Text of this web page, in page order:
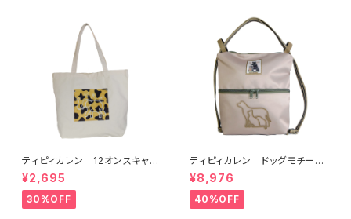
ティピィカレン 12オンスキャン
バスチーター柄ビッグマイバッグ
¥2,695
30%OFF
ティピィカレン ドッグモチーフ
2WAYショルダーリュック
¥8,976
40%OFF